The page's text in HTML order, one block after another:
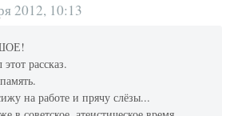
2012, 10:13
рассказ.
на работе и прячу слёзы...